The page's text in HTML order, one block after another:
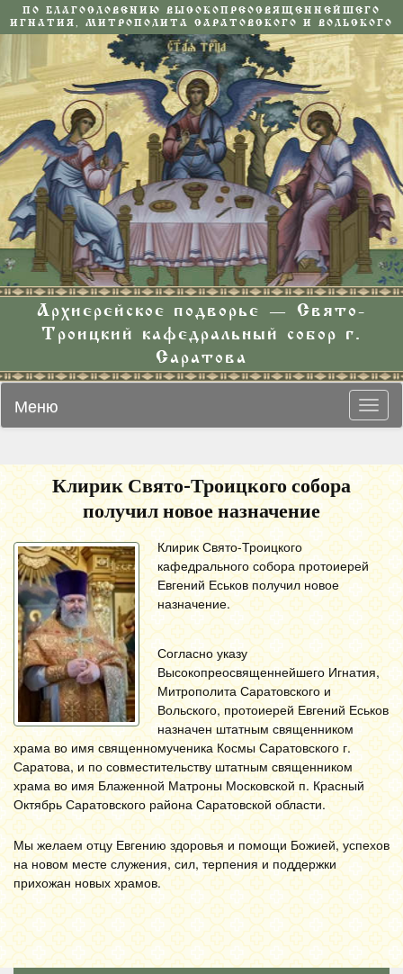
ПО БЛАГОСЛОВЕНИЮ ВЫСОКОПРЕОСВЯЩЕННЕЙШЕГО
ИГНАТИЯ, МИТРОПОЛИТА САРАТОВСКОГО И ВОЛЬСКОГО
Архиерейское подворье — Свято-
Троицкий кафедральный собор г.
Саратова
Меню
Клирик Свято-Троицкого собора
получил новое назначение
Клирик Свято-Троицкого
кафедрального собора протоиерей
Евгений Еськов получил новое
назначение.
Согласно указу
Высокопреосвященнейшего Игнатия,
Митрополита Саратовского и
Вольского, протоиерей Евгений Еськов
назначен штатным священником
храма во имя священномученика Космы Саратовского г.
Саратова, и по совместительству штатным священником
храма во имя Блаженной Матроны Московской п. Красный
Октябрь Саратовского района Саратовской области.
Мы желаем отцу Евгению здоровья и помощи Божией, успехов
на новом месте служения, сил, терпения и поддержки
прихожан новых храмов.